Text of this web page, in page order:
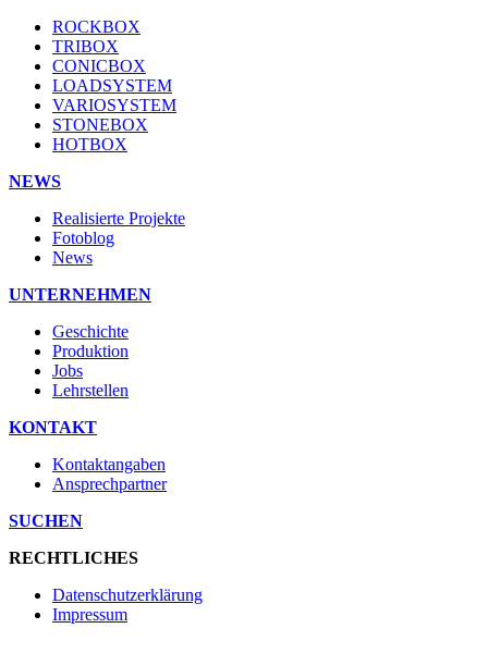
ROCKBOX
TRIBOX
CONICBOX
LOADSYSTEM
VARIOSYSTEM
STONEBOX
HOTBOX
NEWS
Realisierte Projekte
Fotoblog
News
UNTERNEHMEN
Geschichte
Produktion
Jobs
Lehrstellen
KONTAKT
Kontaktangaben
Ansprechpartner
SUCHEN
RECHTLICHES
Datenschutzerklärung
Impressum